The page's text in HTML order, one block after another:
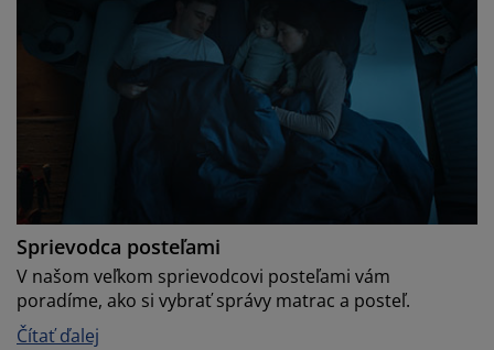
Sprievodca posteľami
V našom veľkom sprievodcovi posteľami vám
poradíme, ako si vybrať správy matrac a posteľ.
Čítať ďalej